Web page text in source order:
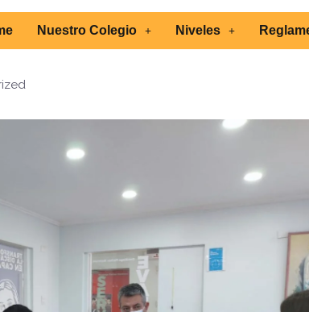
Nuestro Colegio Niveles